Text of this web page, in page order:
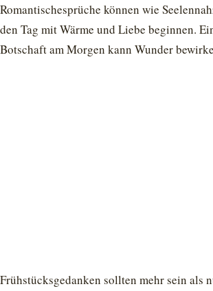
Romantischesprüche können wie
den Tag mit Wärme und Liebe beginnen.
Botschaft am Morgen kann Wunder
Frühstücksgedanken sollten mehr sein als